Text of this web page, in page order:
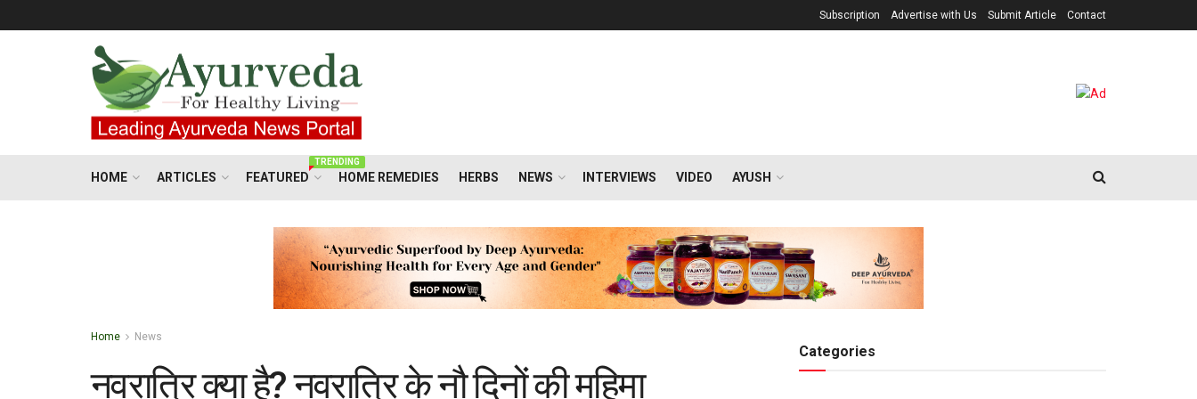
Subscription Advertise with Us Submit Article Contact
HOME ARTICLES FEATURED
TRENDING
HOME REMEDIES HERBS NEWS INTERVIEWS VIDEO AYUSH
Home News
नवरात्रि क्या है? नवरात्रि के नौ दिनों की महिमा
Categories